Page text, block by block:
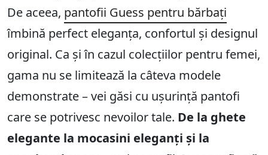
De aceea, pantofii Guess pentru bărbați
îmbină perfect eleganța, confortul și designul
original. Ca și în cazul colecțiilor pentru femei,
gama nu se limitează la câteva modele
demonstrate – vei găsi cu ușurință pantofi
care se potrivesc nevoilor tale. De la ghete
elegante la mocasini eleganți și la